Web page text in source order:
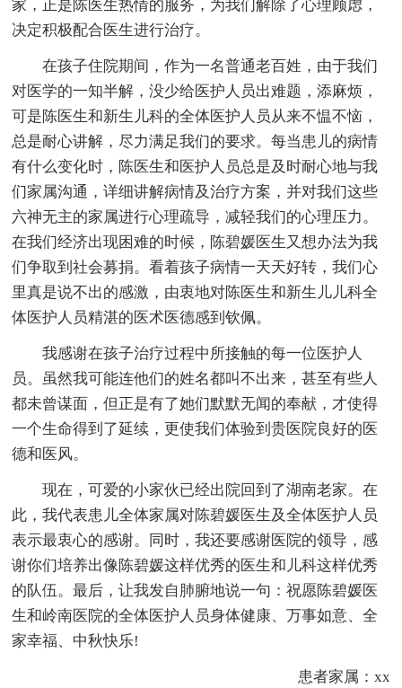
家，正是陈医生热情的服务，为我们解除了心理顾虑，
决定积极配合医生进行治疗。
在孩子住院期间，作为一名普通老百姓，由于我们
对医学的一知半解，没少给医护人员出难题，添麻烦，
可是陈医生和新生儿科的全体医护人员从来不愠不恼，
总是耐心讲解，尽力满足我们的要求。每当患儿的病情
有什么变化时，陈医生和医护人员总是及时耐心地与我
们家属沟通，详细讲解病情及治疗方案，并对我们这些
六神无主的家属进行心理疏导，减轻我们的心理压力。
在我们经济出现困难的时候，陈碧媛医生又想办法为我
们争取到社会募捐。看着孩子病情一天天好转，我们心
里真是说不出的感激，由衷地对陈医生和新生儿儿科全
体医护人员精湛的医术医德感到钦佩。
我感谢在孩子治疗过程中所接触的每一位医护人
员。虽然我可能连他们的姓名都叫不出来，甚至有些人
都未曾谋面，但正是有了她们默默无闻的奉献，才使得
一个生命得到了延续，更使我们体验到贵医院良好的医
德和医风。
现在，可爱的小家伙已经出院回到了湖南老家。在
此，我代表患儿全体家属对陈碧媛医生及全体医护人员
表示最衷心的感谢。同时，我还要感谢医院的领导，感
谢你们培养出像陈碧媛这样优秀的医生和儿科这样优秀
的队伍。最后，让我发自肺腑地说一句：祝愿陈碧媛医
生和岭南医院的全体医护人员身体健康、万事如意、全
家幸福、中秋快乐!
患者家属：xx